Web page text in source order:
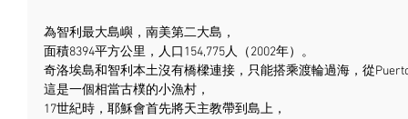
為智利最大島嶼，南美第二大島，
面積8394平方公里，人口154,775人（2002年）。
奇洛埃島和智利本土沒有橋樑連接，只能搭乘渡輪過海，從
這是一個相當古樸的小漁村，
17世紀時，耶穌會首先將天主教帶到島上，